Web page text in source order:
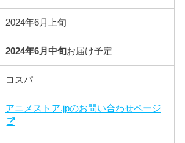
2024年6月上旬
2024年6月中旬お届け予定
コスパ
アニメストア.jpのお問い合わせページ